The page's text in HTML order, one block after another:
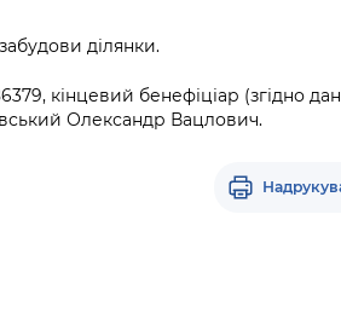
ділянки.
кінцевий бенефіціар (згідно
Олександр Вацлович.